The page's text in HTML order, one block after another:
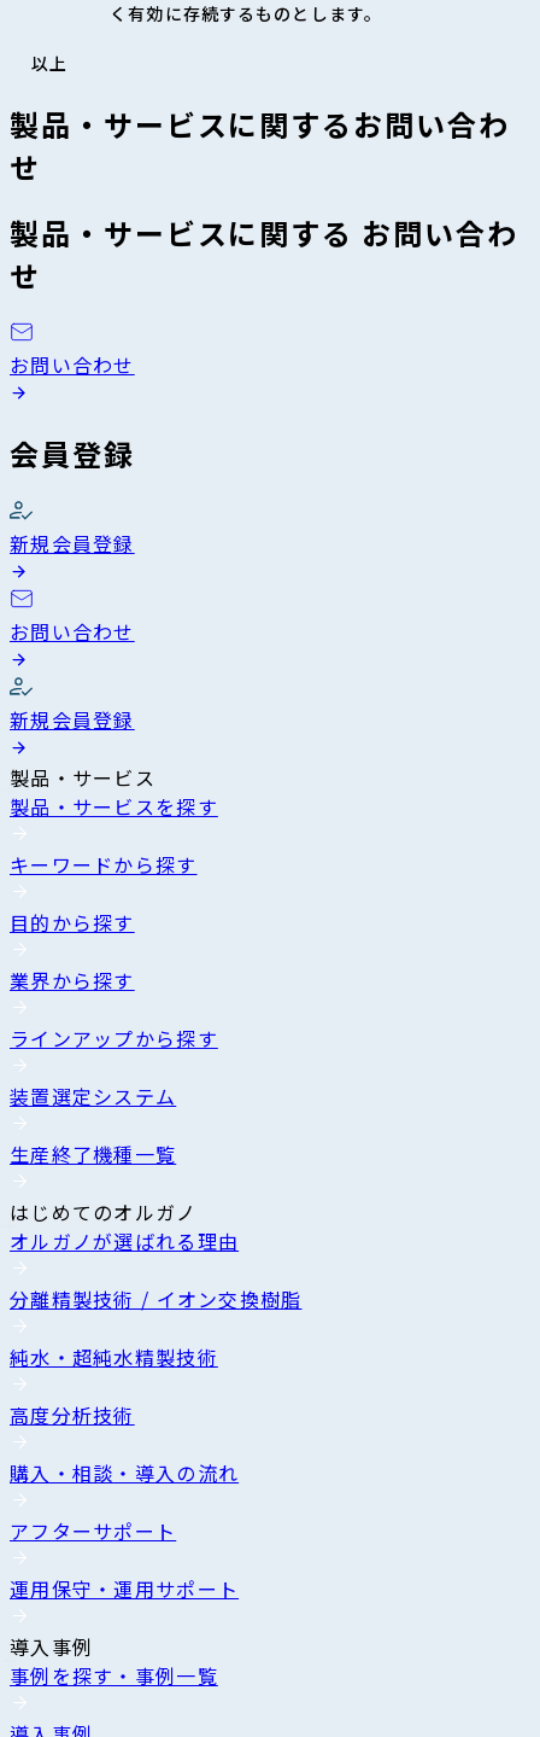
く有効に存続するものとします。
以上
製品・サービスに関するお問い合わ
せ
製品・サービスに関する お問い合わ
せ
お問い合わせ
会員登録
新規会員登録
お問い合わせ
新規会員登録
製品・サービス
製品・サービスを探す
キーワードから探す
目的から探す
業界から探す
ラインアップから探す
装置選定システム
生産終了機種一覧
はじめてのオルガノ
オルガノが選ばれる理由
分離精製技術 / イオン交換樹脂
純水・超純水精製技術
高度分析技術
購入・相談・導入の流れ
アフターサポート
運用保守・運用サポート
導入事例
事例を探す・事例一覧